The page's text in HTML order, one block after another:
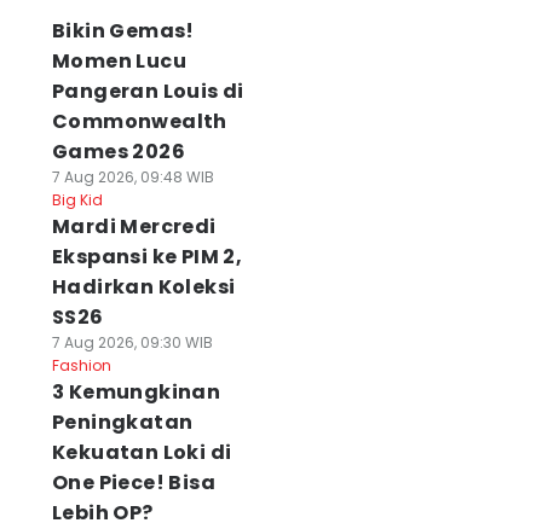
Bikin Gemas!
Momen Lucu
Pangeran Louis di
Commonwealth
Games 2026
7 Aug 2026, 09:48 WIB
Big Kid
Mardi Mercredi
Ekspansi ke PIM 2,
Hadirkan Koleksi
SS26
7 Aug 2026, 09:30 WIB
Fashion
3 Kemungkinan
Peningkatan
Kekuatan Loki di
One Piece! Bisa
Lebih OP?